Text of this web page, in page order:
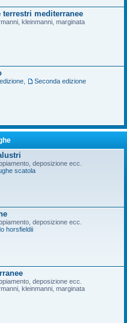
terrestri mediterranee
kleinmanni, marginata
Seconda edizione
deposizione ecc.
scatola
deposizione ecc.
horsfieldii
deposizione ecc.
kleinmanni, marginata